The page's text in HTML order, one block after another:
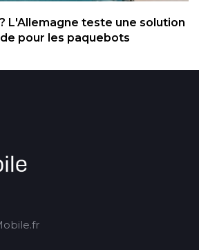
L'Allemagne teste une solution
pour les paquebots